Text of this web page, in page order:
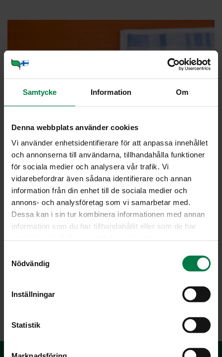
Samtycke Information Om
Denna webbplats använder cookies
Vi använder enhetsidentifierare för att anpassa innehållet
och annonserna till användarna, tillhandahålla funktioner
för sociala medier och analysera vår trafik. Vi
vidarebefordrar även sådana identifierare och annan
information från din enhet till de sociala medier och
annons- och analysföretag som vi samarbetar med.
Dessa kan i sin tur kombinera informationen med annan
information som du har tillhandahållit eller som de har
Nödvändig
Inställningar
Statistik